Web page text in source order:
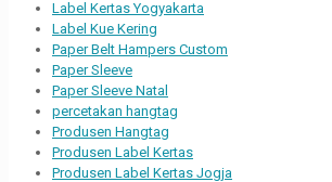
Label Kertas Yogyakarta
Label Kue Kering
Paper Belt Hampers Custom
Paper Sleeve
Paper Sleeve Natal
percetakan hangtag
Produsen Hangtag
Produsen Label Kertas
Produsen Label Kertas Jogja